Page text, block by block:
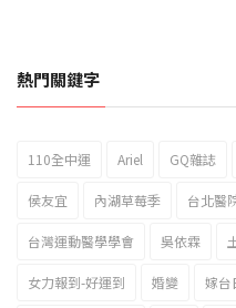
2023新北市北海岸國際
熱門關鍵字
110全中運 Ariel GQ雜誌
侯友宜 內湖草莓季 台北醫
台灣運動醫學學會 吳依霖
女力報到-好運到 婚變 嫁台